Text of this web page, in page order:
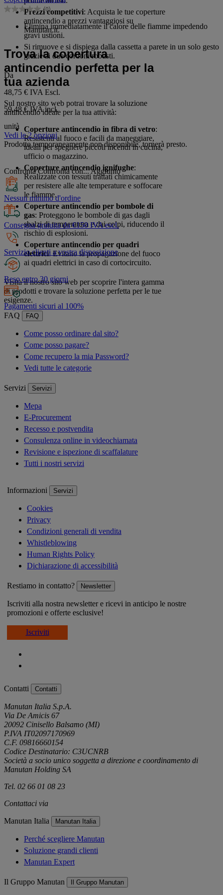
Prezzi competitivi: Acquista le tue coperture
antincendio a prezzi vantaggiosi su
Manutan.it.
Trova la copertura
antincendio perfetta per la
tua azienda
Sul nostro sito web potrai trovare la soluzione
antincendio ideale per la tua attività:
Coperture antincendio in fibra di vetro:
Resistenti al fuoco e facili da maneggiare,
ideali per spegnere piccoli incendi in cucina,
ufficio o magazzino.
Coperture antincendio ignifughe:
Realizzate con tessuti trattati chimicamente
per resistere alle alte temperature e soffocare
le fiamme.
Coperture antincendio per bombole di
gas: Proteggono le bombole di gas dagli
sbalzi di temperatura e dai colpi, riducendo il
rischio di esplosioni.
Coperture antincendio per quadri
elettrici: Evitano la propagazione del fuoco
ai quadri elettrici in caso di cortocircuito.
Visita il nostro sito web per scoprire l'intera gamma
di prodotti e trovare la soluzione perfetta per le tue
esigenze.
5
stelle.
(0)
0.0
Elimina immediatamente il calore delle fiamme impedendo
gravi ustioni.
Si rimuove e si dispiega dalla cassetta a parete in un solo gesto
grazie ai due cordoni robusti.
Da
48,75 € IVA Escl.
59,48 € IVA incl.
unità
Vedi le 2 opzioni
Prodotto temporaneamente non disponibile, tornerà presto.
Confronta Confronta con...Aggiunto
Nessun minimo d'ordine
Consegna gratuita da €150 IVA escl.
Servizio clienti a vostra disposizione
Reso entro 30 giorni
Pagamenti sicuri al 100%
FAQ
FAQ
Come posso ordinare dal sito?
Come posso pagare?
Come recupero la mia Password?
Vedi tutte le categorie
Servizi Servizi
Mepa
E-Procurement
Recesso e postvendita
Consulenza online in videochiamata
Revisione e ispezione di scaffalature
Tutti i nostri servizi
Informazioni Servizi
Cookies
Privacy
Condizioni generali di vendita
Whistleblowing
Human Rights Policy
Dichiarazione di accessibilità
Restiamo in contatto? Newsletter
Iscriviti alla nostra newsletter e ricevi in anticipo le nostre
promozioni e offerte esclusive!
Iscriviti
Contatti Contatti
Manutan Italia S.p.A.
Via De Amicis 67
20092 Cinisello Balsamo (MI)
P.IVA IT02097170969
C.F. 09816660154
Codice Destinatario: C3UCNRB
Società a socio unico soggetta a direzione e coordinamento di
Manutan Holding SA
Tel. 02 66 01 08 23
Contattaci via
Manutan Italia Manutan Italia
Perché scegliere Manutan
Soluzione grandi clienti
Manutan Expert
Il Gruppo Manutan Il Gruppo Manutan